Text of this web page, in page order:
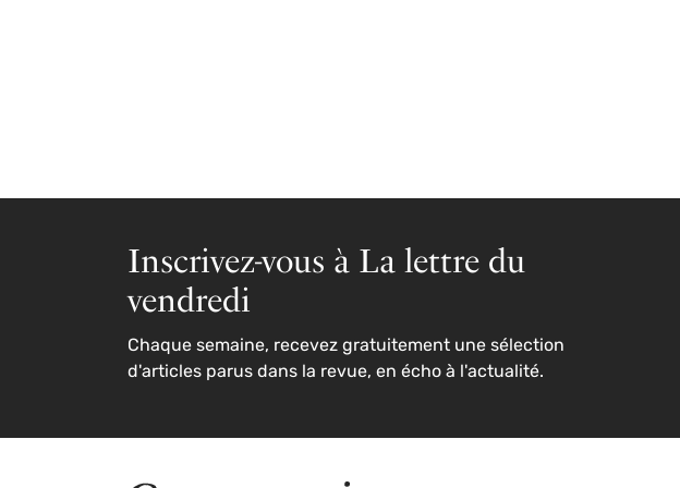
Inscrivez-vous à La lettre du
vendredi
Chaque semaine, recevez gratuitement une sélection
d'articles parus dans la revue, en écho à l'actualité.